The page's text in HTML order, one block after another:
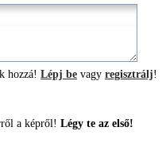
hozzá! Lépj be vagy regisztrálj!
a képről! Légy te az első!